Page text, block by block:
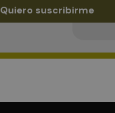
Quiero suscribirme